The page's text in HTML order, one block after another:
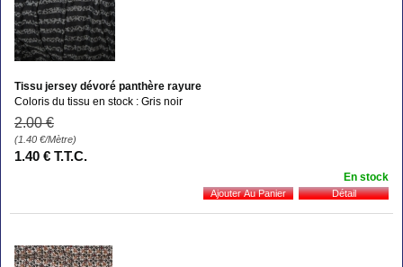
Tissu jersey dévoré panthère rayure
Coloris du tissu en stock : Gris noir
2.00 €
(1.40 €/Mètre)
1.40 € T.T.C.
En stock